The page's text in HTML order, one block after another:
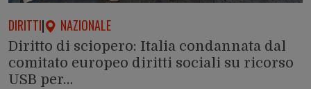
DIRITTI| NAZIONALE
Diritto di sciopero: Italia condannata dal
comitato europeo diritti sociali su ricorso
USB per…